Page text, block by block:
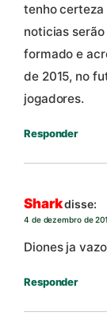
tenho certeza
noticias
formado e
de 2015, no
jogadores.
Responder
Sharkdisse:
4 de dezembro de
Diones ja
Responder